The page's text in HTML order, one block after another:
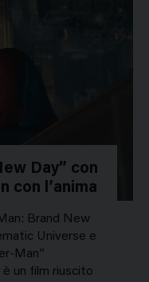
Day” con
con l’anima
Brand New
Universe e
Man”
un film riuscito